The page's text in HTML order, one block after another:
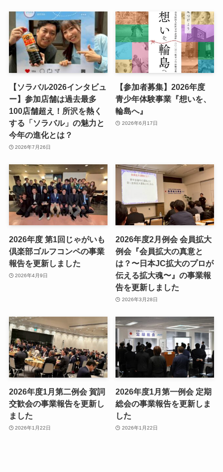
【ソラバル2026インタビュ
ー】参加店舗は過去最多
100店舗超え！所沢を熱く
する「ソラバル」の魅力と
今年の進化とは？
2026年7月26日
【参加者募集】2026年度
青少年体験事業『想いを、
輪島へ』
2026年6月17日
2026年度 第1回じゃがいも
倶楽部ゴルフコンペの事業
報告を更新しました
2026年4月9日
2026年度2月例会 会員拡大
例会『会員拡大の真意と
は？〜日本JC拡大のプロが
伝える拡大魂〜』の事業報
告を更新しました
2026年3月28日
2026年度1月第二例会 賀詞
交歓会の事業報告を更新し
ました
2026年1月22日
2026年度1月第一例会 定期
総会の事業報告を更新しま
した
2026年1月22日